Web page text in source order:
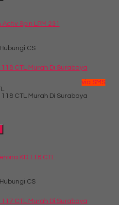
Spin LPM 231
CS
via SMS
KD 118 CTL
CS